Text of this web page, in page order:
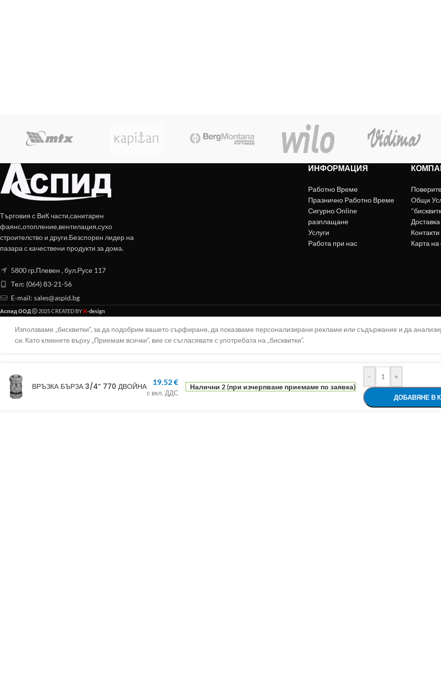
Търговия с ВиК части,санитарен
фаянс,отопление,вентилация,сухо
строителство и други.Безспорен лидер на
пазара с качествени продукти за дома.
5800 гр.Плевен , бул.Русе 117
Тел: (064) 83-21-56
E-mail: sales@aspid.bg
ИНФОРМАЦИЯ
Работно Време
Празнично Работно Време
Сигурно Online
разплащане
Услуги
Работа при нас
Общи
Доставка
Контакти
Карта на
Аспид ООД 2025 CREATED BY K-design
Използваме „бисквитки“, за да подобрим вашето сърфиране, да показваме персонализирани реклами или съдържание и да
си. Като кликнете върху „Приемам всички“, вие се съгласявате с употребата на „бисквитки“.
ВРЪЗКА БЪРЗА 3/4” 770 ДВОЙНА 19.52€
с вкл. ДДС
Налични 2 (при изчерпване приемаме по заявка)
- +
ДОБАВЯНЕ В